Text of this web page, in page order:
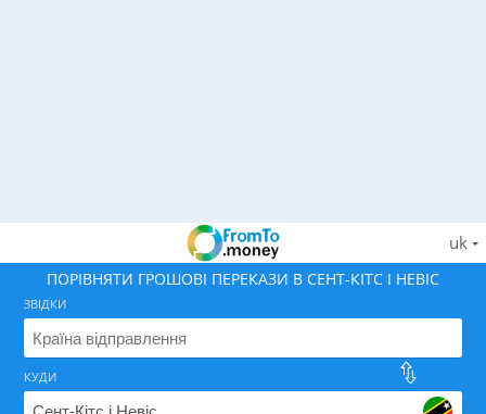
uk
ПОРІВНЯТИ ГРОШОВІ ПЕРЕКАЗИ В СЕНТ-КІТС І НЕВІС
ЗВІДКИ
КУДИ